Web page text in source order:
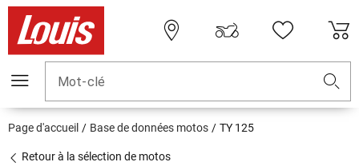
Mot-clé
Page d'accueil Base de données motos TY 125
Retour à la sélection de motos